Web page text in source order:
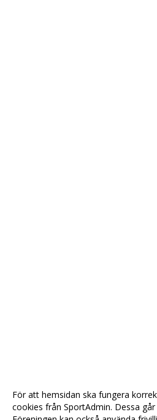
För att hemsidan ska fungera
cookies från SportAdmin. Dessa